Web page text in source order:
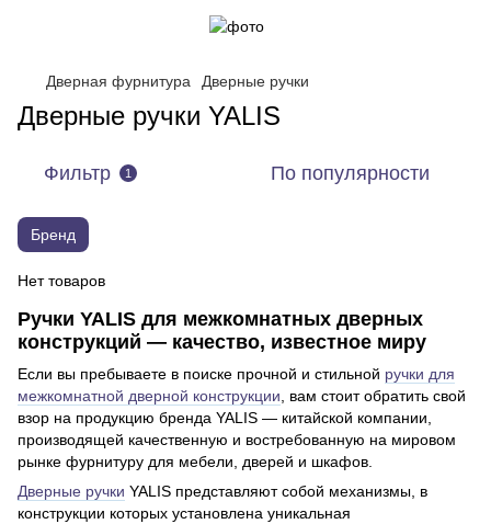
Дверная фурнитура Дверные ручки
Дверные ручки YALIS
Фильтр 1 По популярности
Бренд
Нет товаров
Ручки YALIS для межкомнатных дверных
конструкций — качество, известное миру
Если вы пребываете в поиске прочной и стильной ручки для
межкомнатной дверной конструкции, вам стоит обратить свой
взор на продукцию бренда YALIS — китайской компании,
производящей качественную и востребованную на мировом
рынке фурнитуру для мебели, дверей и шкафов.
Дверные ручки YALIS представляют собой механизмы, в
конструкции которых установлена уникальная